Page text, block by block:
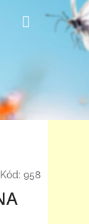
Nákupní
Kód: 958